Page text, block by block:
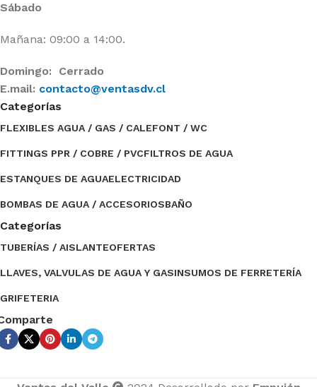
Sábado
Mañana: 09:00 a 14:00.
Domingo: Cerrado
E.mail: contacto@ventasdv.cl
Categorías
FLEXIBLES AGUA / GAS / CALEFONT / WC
FITTINGS PPR / COBRE / PVCFILTROS DE AGUA
ESTANQUES DE AGUAELECTRICIDAD
BOMBAS DE AGUA / ACCESORIOSBAÑO
Categorías
TUBERÍAS / AISLANTEOFERTAS
LLAVES, VALVULAS DE AGUA Y GASINSUMOS DE FERRETERÍA
GRIFETERIA